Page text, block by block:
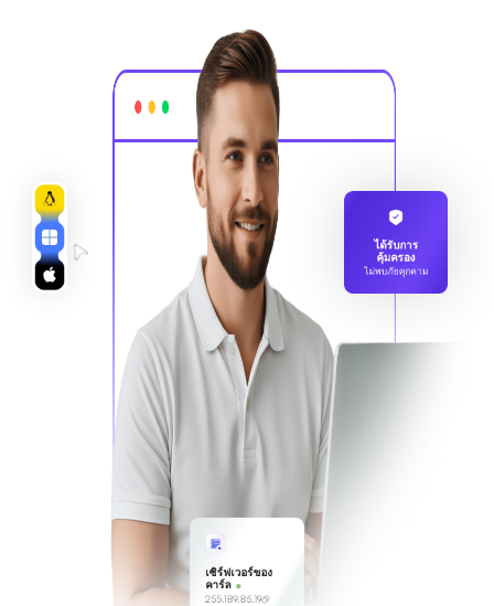
ได้รับการ
คุ้มครอง
ไม่พบภัยคุกคาม
เซิร์ฟเวอร์ของ
คาร์ล
255.189.85.19